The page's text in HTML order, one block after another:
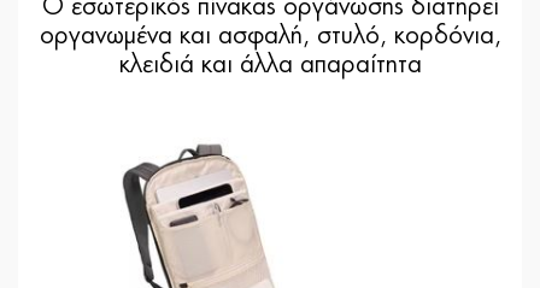
Ο εσωτερικός πίνακας οργάνωσης διατηρεί
οργανωμένα και ασφαλή, στυλό, κορδόνια,
κλειδιά και άλλα απαραίτητα